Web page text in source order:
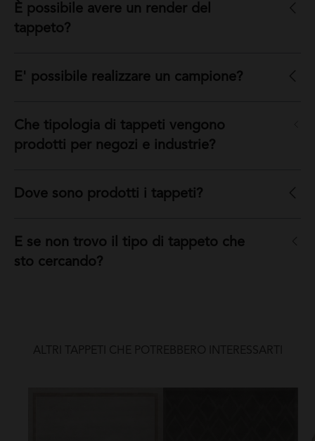
È possibile avere un render del
tappeto?
E' possibile realizzare un campione?
Che tipologia di tappeti vengono
prodotti per negozi e industrie?
Dove sono prodotti i tappeti?
E se non trovo il tipo di tappeto che
sto cercando?
ALTRI TAPPETI CHE POTREBBERO INTERESSARTI